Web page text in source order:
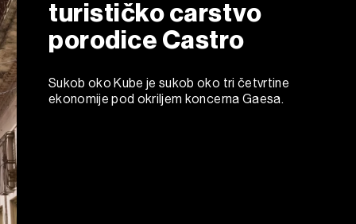
turističko carstvo
porodice Castro
Sukob oko Kube je sukob oko tri četvrtine
ekonomije pod okriljem koncerna Gaesa.